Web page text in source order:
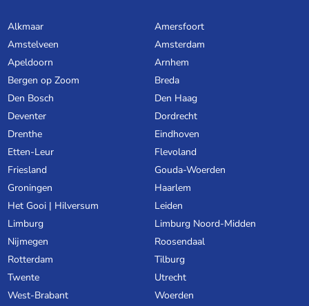
Alkmaar
Amersfoort
Amstelveen
Amsterdam
Apeldoorn
Arnhem
Bergen op Zoom
Breda
Den Bosch
Den Haag
Deventer
Dordrecht
Drenthe
Eindhoven
Etten-Leur
Flevoland
Friesland
Gouda-Woerden
Groningen
Haarlem
Het Gooi | Hilversum
Leiden
Limburg
Limburg Noord-Midden
Nijmegen
Roosendaal
Rotterdam
Tilburg
Twente
Utrecht
West-Brabant
Woerden